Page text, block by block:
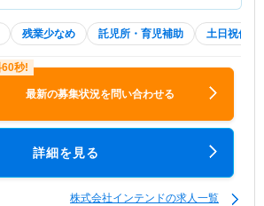
残業少なめ 託児所・育児補助 土日祝休
最新の募集状況を問い合わせる
詳細を見る
株式会社インテンドの求人一覧